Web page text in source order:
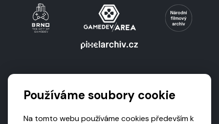
Používáme soubory cookie
Na tomto webu používáme cookies především k